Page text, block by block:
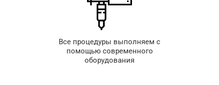
Все процедуры выполняем с
помощью современного
оборудования